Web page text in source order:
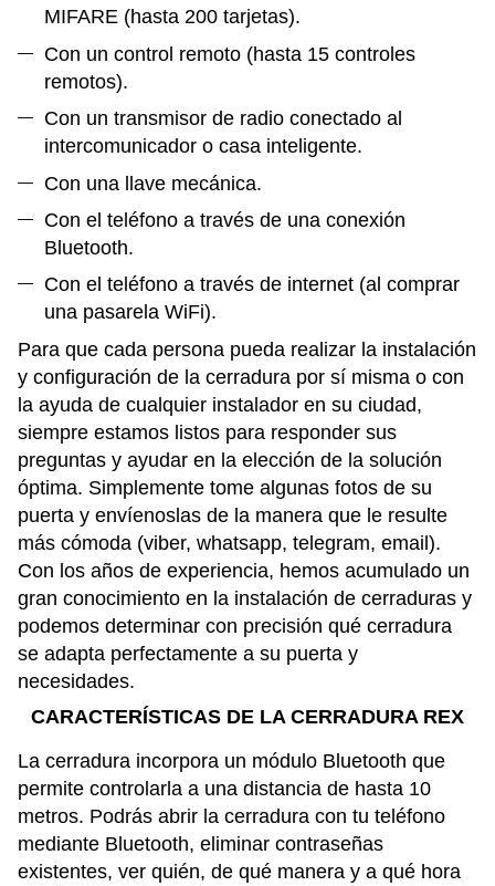
MIFARE (hasta 200 tarjetas).
Con un control remoto (hasta 15 controles
remotos).
Con un transmisor de radio conectado al
intercomunicador o casa inteligente.
Con una llave mecánica.
Con el teléfono a través de una conexión
Bluetooth.
Con el teléfono a través de internet (al comprar
una pasarela WiFi).
Para que cada persona pueda realizar la instalación
y configuración de la cerradura por sí misma o con
la ayuda de cualquier instalador en su ciudad,
siempre estamos listos para responder sus
preguntas y ayudar en la elección de la solución
óptima. Simplemente tome algunas fotos de su
puerta y envíenoslas de la manera que le resulte
más cómoda (viber, whatsapp, telegram, email).
Con los años de experiencia, hemos acumulado un
gran conocimiento en la instalación de cerraduras y
podemos determinar con precisión qué cerradura
se adapta perfectamente a su puerta y
necesidades.
CARACTERÍSTICAS DE LA CERRADURA REX
La cerradura incorpora un módulo Bluetooth que
permite controlarla a una distancia de hasta 10
metros. Podrás abrir la cerradura con tu teléfono
mediante Bluetooth, eliminar contraseñas
existentes, ver quién, de qué manera y a qué hora